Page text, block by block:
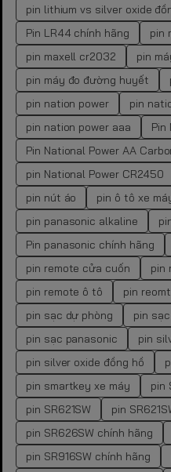
pin lithium vs silver oxide
Pin LR44 chính hãng
pin
pin maxell cr2032
pin
pin máy đo đường huyết
pin nation power
pin
pin nation power aaa
Pin
Pin National Power AA
pin National Power CR2450
pin nút áo
pin ô tô xe
pin panasonic alkaline
Pin panasonic chính hãng
pin remote cửa cuốn
pin
pin remote ô tô
pin
pin sạc dự phòng
pin
pin sạc panasonic
pin
pin silver oxide đồng hồ
pin smartkey xe máy
pin
pin SR621SW
pin
pin SR626SW chính hãng
pin SR916SW chính hãng